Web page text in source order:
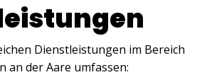
Dienstleistungen im Bereich
an der Aare umfassen: